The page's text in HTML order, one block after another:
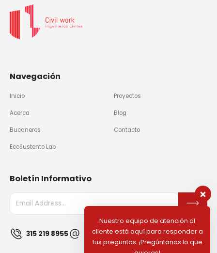
Navegación
Inicio
Acerca
Bucaneros
EcoSustento Lab
Proyectos
Blog
Contacto
Boletín Informativo
315 219 8955 info@civilworkco.com
Nuestro equipo de atención al
cliente está aquí para responder a
tus preguntas. ¡Pregúntanos lo que